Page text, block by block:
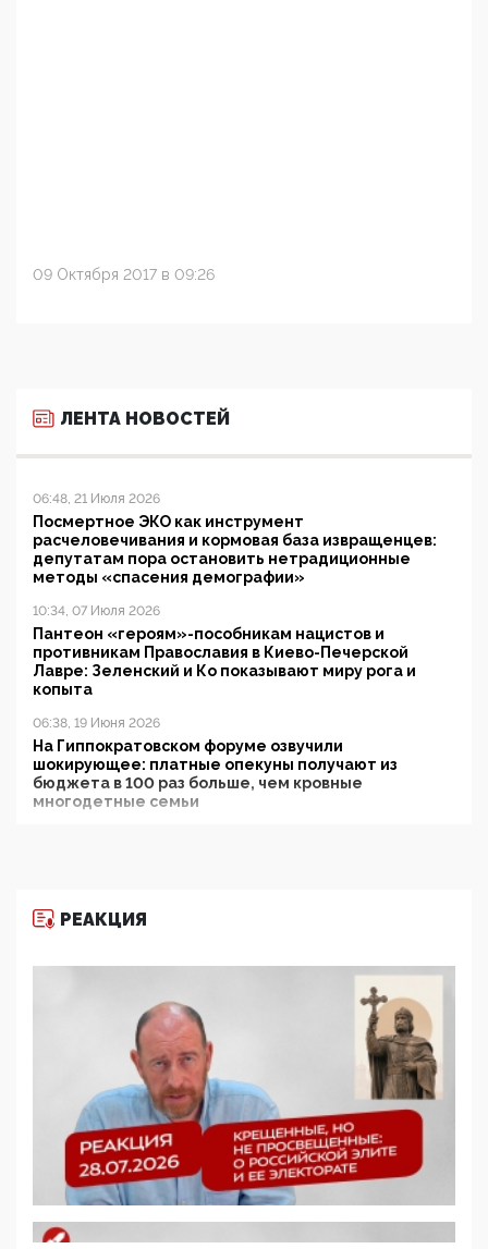
09 Октября 2017 в 09:26
ЛЕНТА НОВОСТЕЙ
06:48, 21 Июля 2026
Посмертное ЭКО как инструмент
расчеловечивания и кормовая база извращенцев:
депутатам пора остановить нетрадиционные
методы «спасения демографии»
10:34, 07 Июля 2026
Пантеон «героям»-пособникам нацистов и
противникам Православия в Киево-Печерской
Лавре: Зеленский и Ко показывают миру рога и
копыта
06:38, 19 Июня 2026
На Гиппократовском форуме озвучили
шокирующее: платные опекуны получают из
бюджета в 100 раз больше, чем кровные
многодетные семьи
11:53, 09 Июня 2026
деятельность ИИТО ЮНЕСКО в России, но
цифроглобалисты продолжают определять
повестку в образовании
09:43, 01 Июня 2026
5G за счет здоровья граждан: Минцифры намерено
отобрать у регионов и муниципалитетов право
защищать жилые дома и социальные объекты от
05:58, 26 Мая 2026
Роскомнадзор освободили от борца с
деструктивным и опасным контентом
07:39, 25 Мая 2026
РЕАКЦИЯ